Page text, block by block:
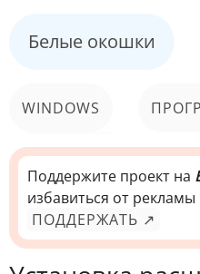
Белые окошки
WINDOWS
КОМПЬЮТЕР
Поддержите проект на
избавиться от
ПОДДЕРЖАТЬ ↗